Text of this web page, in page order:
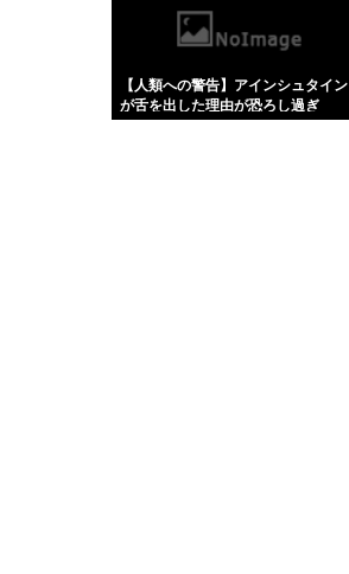
【人類への警告】アインシュタイン
が舌を出した理由が恐ろし過ぎ